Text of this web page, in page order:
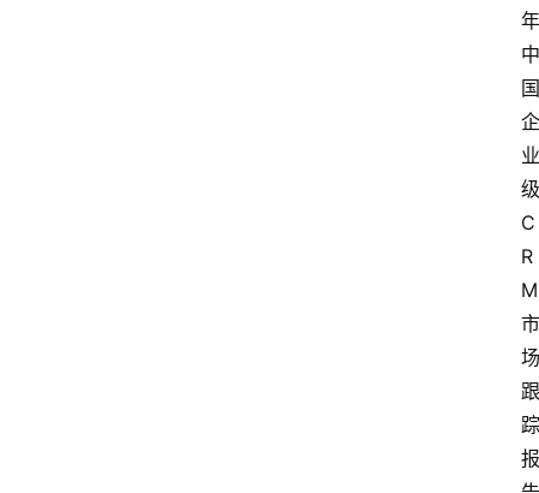
年
中
国
企
业
级
C
R
M
市
场
跟
踪
报